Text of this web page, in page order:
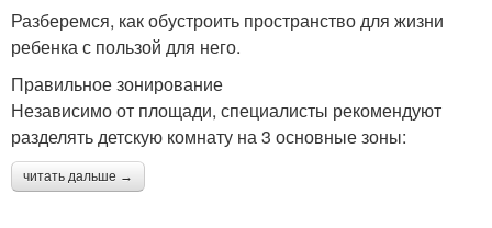
Разберемся, как обустроить пространство для жизни
ребенка с пользой для него.
Правильное зонирование
Независимо от площади, специалисты рекомендуют
разделять детскую комнату на 3 основные зоны:
читать дальше →